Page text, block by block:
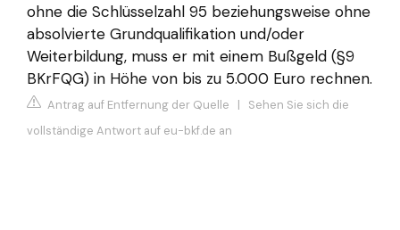
ohne die Schlüsselzahl 95 beziehungsweise ohne
absolvierte Grundqualifikation und/oder
Weiterbildung, muss er mit einem Bußgeld (§9
BKrFQG) in Höhe von bis zu 5.000 Euro rechnen.
Antrag auf Entfernung der Quelle | Sehen Sie sich die
vollständige Antwort auf eu-bkf.de an